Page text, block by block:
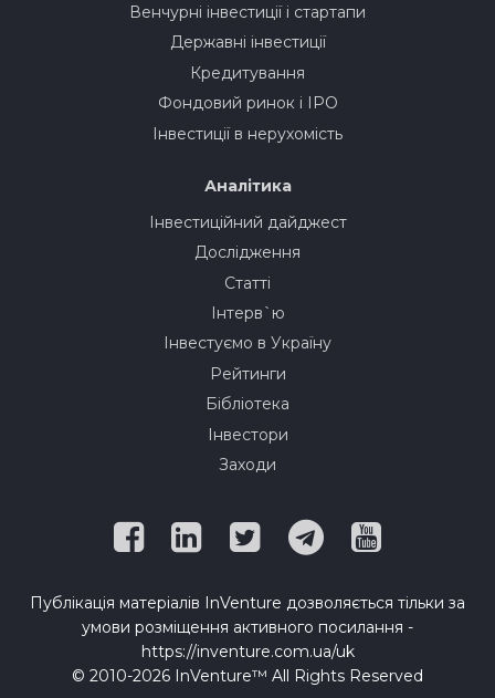
Венчурні інвестиції і стартапи
Державні інвестиції
Кредитування
Фондовий ринок і IPO
Інвестиції в нерухомість
Аналітика
Інвестиційний дайджест
Дослідження
Статті
Інтерв`ю
Інвестуємо в Україну
Рейтинги
Бібліотека
Інвестори
Заходи
Публікація матеріалів InVenture дозволяється тільки за
умови розміщення активного посилання -
https://inventure.com.ua/uk
© 2010-2026 InVenture™ All Rights Reserved